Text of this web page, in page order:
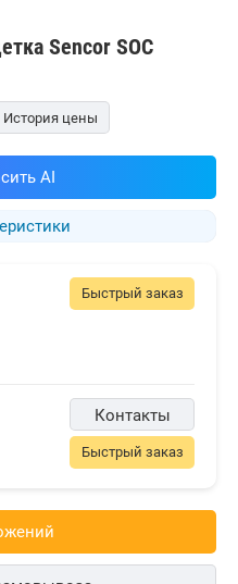
Sencor SOC
История цены
AI
Быстрый заказ
Контакты
Быстрый заказ